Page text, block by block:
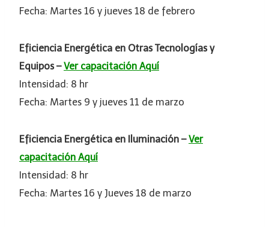
Fecha: Martes 16 y jueves 18 de febrero
Eficiencia Energética en Otras Tecnologías y
Equipos –Ver capacitación Aquí
Intensidad: 8 hr
Fecha: Martes 9 y jueves 11 de marzo
Eficiencia Energética en Iluminación –Ver
capacitación Aquí
Intensidad: 8 hr
Fecha: Martes 16 y Jueves 18 de marzo